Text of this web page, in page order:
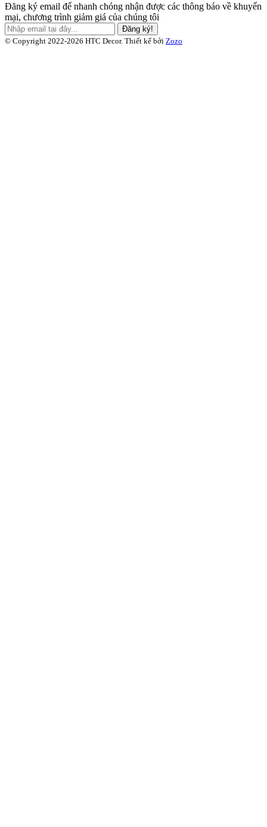
Đăng ký email để nhanh chóng nhận được các thông báo về khuyến
mại, chương trình giảm giá của chúng tôi
Đăng ký!
© Copyright 2022-2026 HTC Decor. Thiết kế bởi Zozo